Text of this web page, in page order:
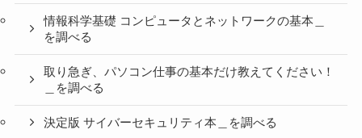
情報科学基礎 コンピュータとネットワークの基本＿
を調べる
取り急ぎ、パソコン仕事の基本だけ教えてください！
＿を調べる
決定版 サイバーセキュリティ本＿を調べる